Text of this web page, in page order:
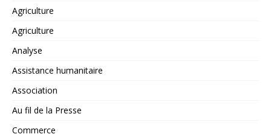
Agriculture
Agriculture
Analyse
Assistance humanitaire
Association
Au fil de la Presse
Commerce